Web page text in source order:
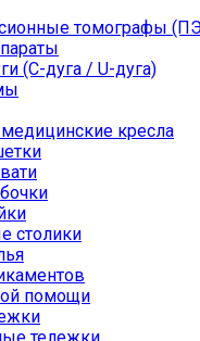
томографы
(С-дуга / U-дуга)
кресла
столики
помощи